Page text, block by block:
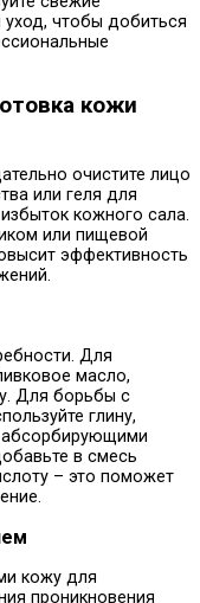
уход, чтобы добиться
кожи
очистите лицо
или геля для
кожного сала.
или пищевой
эффективность
Для
масло,
Для борьбы с
глину,
абсорбирующими
в смесь
– это поможет
кожу для
проникновения